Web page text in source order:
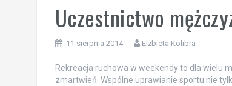
Uczestnictwo
11 sierpnia 2014 Elżbieta Kolibra
Rekreacja ruchowa w weekendy to dla wielu
zmartwień. Wspólne uprawianie sportu nie